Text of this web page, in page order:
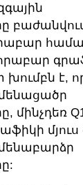
է,
մյուս